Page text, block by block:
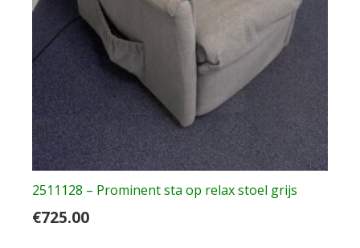
2511128 – Prominent sta op relax stoel grijs
€725.00